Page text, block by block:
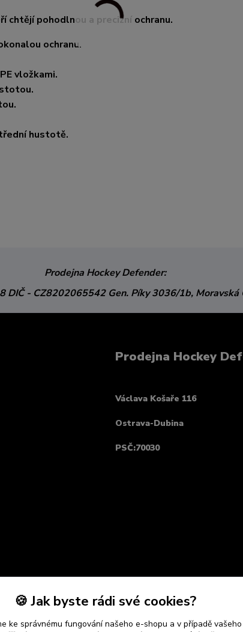
chtějí pohodlnou a precizní ochranu.
ochranu.
vložkami.
hustotě.
Prodejna Hockey Defender:
DIČ - CZ8202065542 Gen. Píky 3036/1b, Moravská
Prodejna Hockey
Václava Košaře 116
Ostrava-Dubina
PSČ:70030
🍪 Jak byste rádi své cookies?
ke správnému fungování našeho e-shopu a v případě